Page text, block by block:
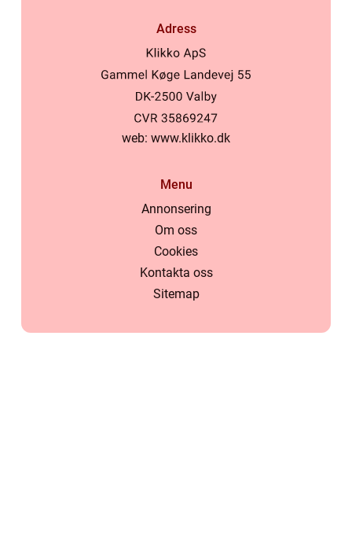
Adress
web: www.klikko.dk
Menu
Annonsering
Om oss
Cookies
Kontakta oss
Sitemap